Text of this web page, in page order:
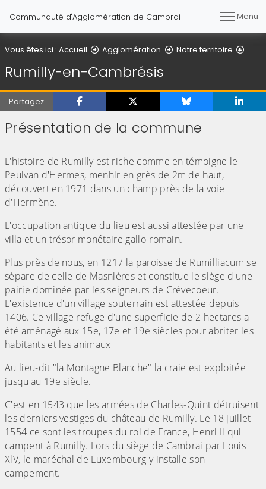
Communauté d'Agglomération de Cambrai Menu
Vous êtes ici : Accueil Agglomération Notre territoire
Rumilly-en-Cambrésis
Partagez
Présentation de la commune
L'histoire de Rumilly est riche comme en témoigne le
Peulvan d'Hermes, menhir en grès de 2m de haut,
découvert en 1971 dans un champ près de la voie
d'Hermène.
L'occupation antique du lieu est aussi attestée par une
villa et un trésor monétaire gallo-romain.
Plus près de nous, en 1217 la paroisse de Rumilliacum se
sépare de celle de Masnières et constitue le siège d'une
pairie dominée par les seigneurs de Crèvecoeur.
L'existence d'un village souterrain est attestée depuis
1406. Ce village refuge d'une superficie de 2 hectares a
été aménagé aux 15e, 17e et 19e siècles pour abriter les
habitants et les animaux
Au lieu-dit "la Montagne Blanche" la craie est exploitée
jusqu'au 19e siècle.
C'est en 1543 que les armées de Charles-Quint détruisent
les derniers vestiges du château de Rumilly. Le 18 juillet
1554 ce sont les troupes du roi de France, Henri Il qui
campent à Rumilly. Lors du siège de Cambrai par Louis
XlV, le maréchal de Luxembourg y installe son
campement.